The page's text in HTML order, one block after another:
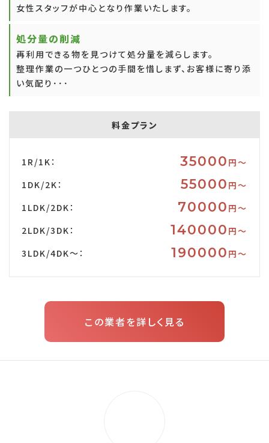
女性スタッフが中心となり作業いたします。
処分量の削減
再利用できる物を見つけて処分量を減らします。
整理作業の一つひとつの手間を惜しまず、お客様に寄り添
い気配り･･･
料金プラン
1R/1K： 35000 円〜
1DK/2K：
55000 円〜
1LDK/2DK：
70000 円〜
2LDK/3DK：
140000 円〜
3LDK/4DK～：
190000 円〜
この業者を詳しく見る